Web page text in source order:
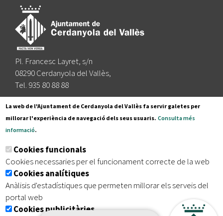
Pl. Francesc Layret, s/n
08290 Cerdanyola del Vallès,
Tel. 935 80 88 88
Segueix-nos a:
Subscriu-te al nostre butlletí
Inici | Avís legal | Protecció de dades
| Accessibilitat
La web de l'Ajuntament de Cerdanyola del Vallès fa servir galetes per
millorar l'experiència de navegació dels seus usuaris. Consulta més
informació.
Cookies funcionals
Cookies necessaries per el funcionament correcte de la web
Cookies analítiques
Anàlisis d'estadístiques que permeten millorar els serveis del
portal web
Cookies publicitàries